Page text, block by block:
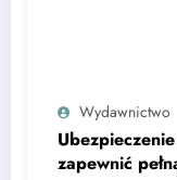
Wydawnictwo
zapewnić